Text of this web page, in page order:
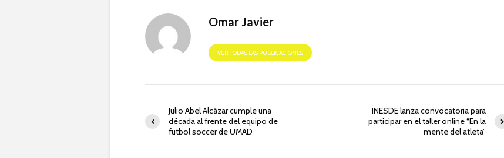
Omar Javier
VER TODAS LAS PUBLICACIONES
Julio Abel Alcázar cumple una
década al frente del equipo de
futbol soccer de UMAD
INESDE lanza convocatoria para
participar en el taller online “En la
mente del atleta”